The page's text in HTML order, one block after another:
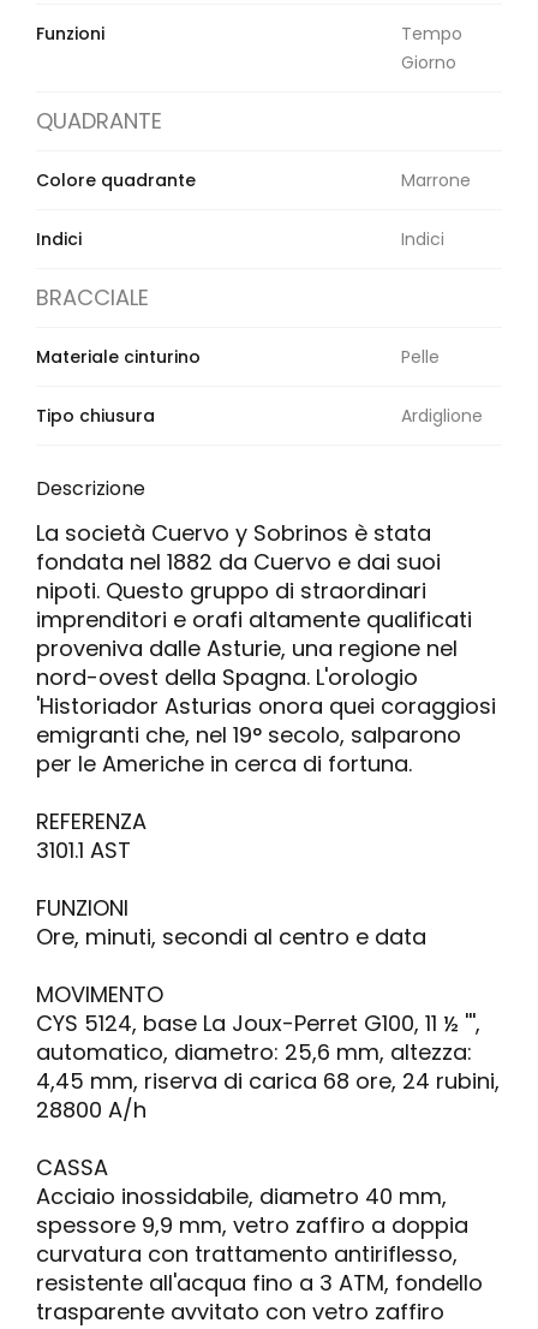
Funzioni
Tempo
Giorno
QUADRANTE
Colore quadrante Marrone
Indici Indici
BRACCIALE
Materiale cinturino Pelle
Tipo chiusura Ardiglione
Descrizione
La società Cuervo y Sobrinos è stata
fondata nel 1882 da Cuervo e dai suoi
nipoti. Questo gruppo di straordinari
imprenditori e orafi altamente qualificati
proveniva dalle Asturie, una regione nel
nord-ovest della Spagna. L'orologio
'Historiador Asturias onora quei coraggiosi
emigranti che, nel 19° secolo, salparono
per le Americhe in cerca di fortuna.
REFERENZA
3101.1 AST
FUNZIONI
Ore, minuti, secondi al centro e data
MOVIMENTO
CYS 5124, base La Joux-Perret G100, 11 ½ ''',
automatico, diametro: 25,6 mm, altezza:
4,45 mm, riserva di carica 68 ore, 24 rubini,
28800 A/h
CASSA
Acciaio inossidabile, diametro 40 mm,
spessore 9,9 mm, vetro zaffiro a doppia
curvatura con trattamento antiriflesso,
resistente all'acqua fino a 3 ATM, fondello
trasparente avvitato con vetro zaffiro